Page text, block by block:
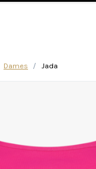
Dames Jada